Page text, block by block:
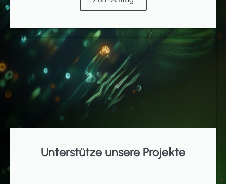
Unterstütze unsere Projekte